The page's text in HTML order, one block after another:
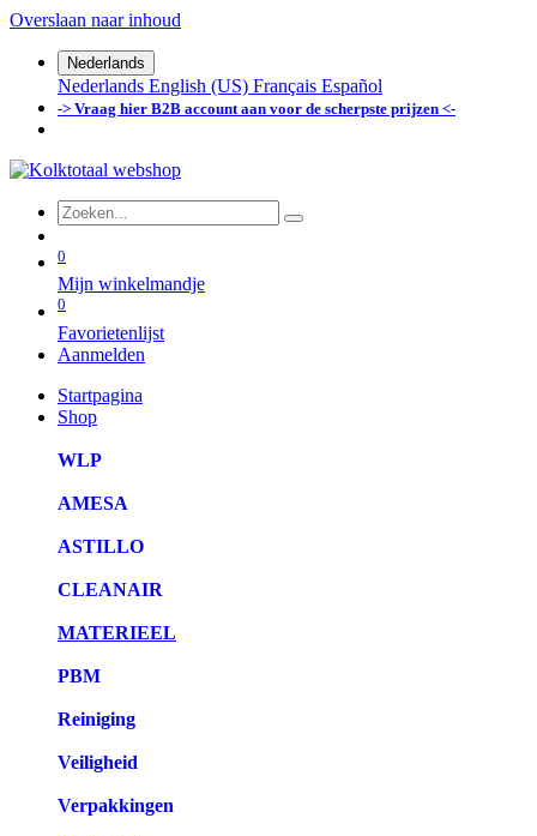
Overslaan naar inhoud
Nederlands
Nederlands English (US) Français Español
-> Vraag hier B2B account aan voor de scherpste prijzen <-
0
Mijn winkelmandje
0
Favorietenlijst
Aanmelden
Startpagina
Shop
WLP
AMESA
ASTILLO
CLEANAIR
MATERIEEL
PBM
Reiniging
Veiligheid
Verpakkingen